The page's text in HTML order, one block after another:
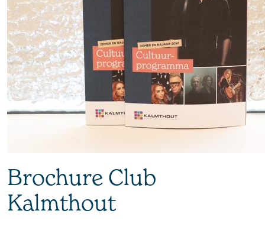
Brochure Club
Kalmthout